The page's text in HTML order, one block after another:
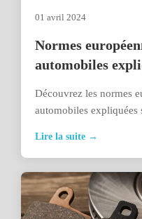
01 avril 2024
Normes
automobiles
Découvrez les normes
automobiles
Lire la suite →